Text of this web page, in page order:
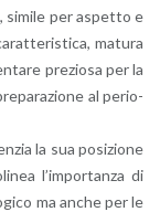
si­mi­le per aspet­to e
ma­tu­ra
pre­zio­sa per la
al pe­rio­
la sua po­si­zio­ne
l’im­por­tan­za di
ma anche per le